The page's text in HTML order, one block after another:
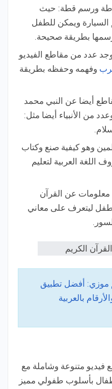
ورسم قطة: حيث
ويمكن للطفل
بطريقة صحيحة.
عدد من مقاطع الفيديو
وفهمه وحفظه بطريقة
أيضا عن النبي محمد
من الأنبياء أيضا مثل:
وهو كيفية صنع وكتاب
العربية لتعليم
معلومات عن القرآن
طفل ليتعرف على معاني
موزي: أفضل تطبيق
بالعربية
متنوعة وشاملة مع
بأسلوب طفولي مميز